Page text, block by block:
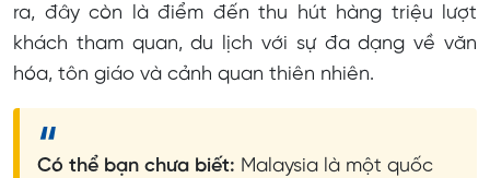
ra, đây còn là điểm đến thu hút hàng triệu lượt
khách tham quan, du lịch với sự đa dạng về văn
hóa, tôn giáo và cảnh quan thiên nhiên.
Có thể bạn chưa biết: Malaysia là một quốc